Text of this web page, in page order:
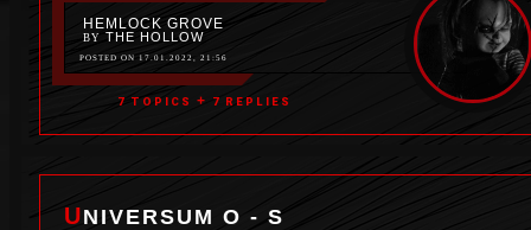
HEMLOCK GROVE
BY THE HOLLOW
POSTED ON 17.01.2022, 21:56
7 TOPICS + 7 REPLIES
UNIVERSUM O - S